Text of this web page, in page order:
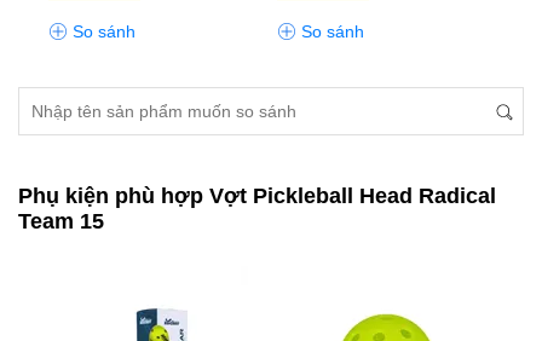
So sánh So sánh
Phụ kiện phù hợp Vợt Pickleball Head Radical
Team 15